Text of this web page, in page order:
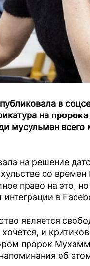
в
на
мусульман всего
на решение
со
право на это,
в
является
и
пророк
об